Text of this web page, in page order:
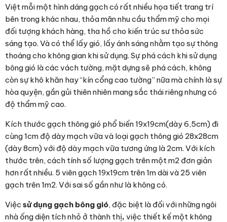
Việt mỗi một hình dáng gạch có rất nhiều họa tiết trang trí
bên trong khác nhau, thỏa mãn nhu cầu thẩm mỹ cho mọi
đối tượng khách hàng, tha hồ cho kiến trúc sư thỏa sức
sáng tạo. Và có thể lấy gió, lấy ánh sáng nhằm tạo sự thông
thoáng cho không gian khi sử dụng. Sự phá cách khi sử dụng
bông gió là các vách tường, mặt dựng sẽ phá cách, không
còn sự khô khăn hay “kín cổng cao tường” nữa mà chính là sự
hòa quyện, gần gủi thiên nhiên mang sắc thái riêng nhưng có
độ thẩm mỹ cao.
Kích thước gạch thông gió phổ biến 19x19cm(dày 6,5cm) đi
cùng 1cm độ dày mạch vữa và loại gạch thông gió 28x28cm
(dày 8cm) với độ dày mạch vữa tương ứng là 2cm. Với kích
thước trên, cách tính số lượng gạch trên một m2 đơn giản
hơn rất nhiều. 5 viên gạch 19x19cm trên 1m dài và 25 viên
gạch trên 1m2. Với sai số gần như là không có.
Việc sử dụng gạch bông gió, đặc biệt là đối với những ngôi
nhà ống diện tích nhỏ ở thành thị, việc thiết kế một không